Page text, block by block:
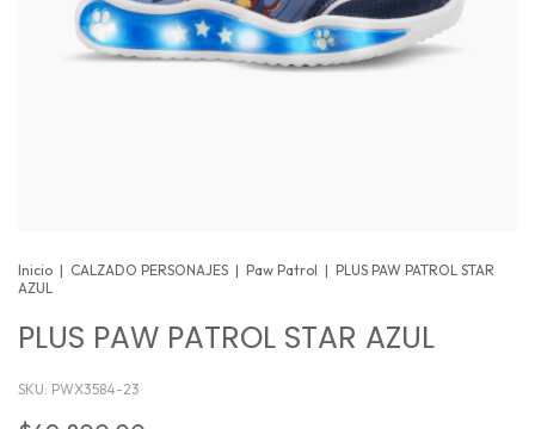
Inicio | CALZADO PERSONAJES | Paw Patrol | PLUS PAW PATROL STAR
AZUL
PLUS PAW PATROL STAR AZUL
SKU: PWX3584-23